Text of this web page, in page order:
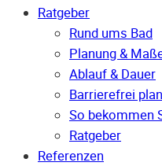
Ratgeber
Rund ums Bad
Planung &
Ablauf & Dauer
Barrierefrei
So bekommen
Ratgeber
Referenzen